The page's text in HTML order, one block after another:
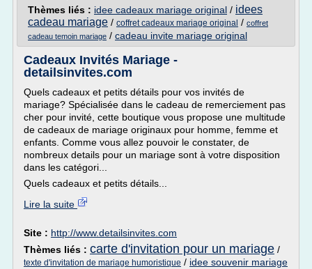
Thèmes liés : idee cadeaux mariage original / idees
cadeau mariage / coffret cadeaux mariage original / coffret
cadeau temoin mariage / cadeau invite mariage original
Cadeaux Invités Mariage -
detailsinvites.com
Quels cadeaux et petits détails pour vos invités de
mariage? Spécialisée dans le cadeau de remerciement pas
cher pour invité, cette boutique vous propose une multitude
de cadeaux de mariage originaux pour homme, femme et
enfants. Comme vous allez pouvoir le constater, de
nombreux details pour un mariage sont à votre disposition
dans les catégori...
Quels cadeaux et petits détails...
Lire la suite
Site : http://www.detailsinvites.com
Thèmes liés : carte d'invitation pour un mariage /
texte d'invitation de mariage humoristique / idee souvenir mariage